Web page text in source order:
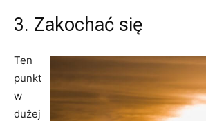
3. Zakochać się
Ten
punkt
w
dużej